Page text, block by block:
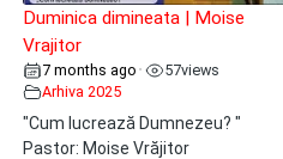
Duminica dimineata | Moise
Vrajitor
7 months ago • 57views
Arhiva 2025
"Cum lucrează Dumnezeu? "
Pastor: Moise Vrăjitor